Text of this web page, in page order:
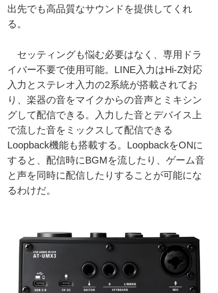
出先でも高品質なサウンドを提供してくれ
る。
セッティングも悩む必要はなく、専用ドラ
イバー不要で使用可能。LINE入力はHi-Z対応
入力とステレオ入力の2系統が搭載されてお
り、楽器の音をマイクからの音声とミキシン
グして配信できる。入力した音とデバイス上
で流した音をミックスして配信できる
Loopback機能も搭載する。LoopbackをONに
すると、配信時にBGMを流したり、ゲーム音
と声を同時に配信したりすることが可能にな
るわけだ。